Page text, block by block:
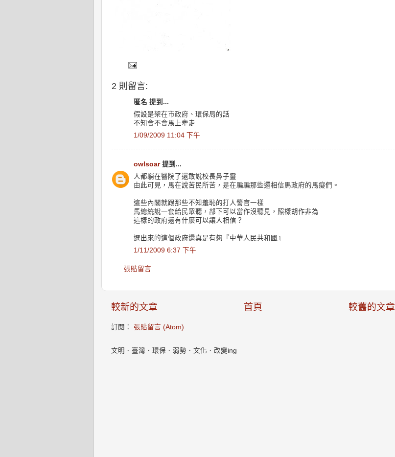
2 則留言:
匿名 提到...
假設是架在市政府、環保局的話
不知會不會馬上牽走
1/09/2009 11:04 下午
owlsoar提到...
人都躺在醫院了還敢說校長鼻子靈
由此可見，馬在說苦民所苦，是在騙騙那些還相信馬政府的馬癡們。
這些內閣就跟那些不知羞恥的打人警官一樣
馬總統說一套給民眾聽，部下可以當作沒聽見，照樣胡作非為
這樣的政府還有什麼可以讓人相信？
選出來的這個政府還真是有夠『中華人民共和國』
1/11/2009 6:37 下午
張貼留言
較新的文章 較舊的文章
首頁
訂閱： 張貼留言 (Atom)
文明．臺灣．環保．弱勢．文化．改變ing